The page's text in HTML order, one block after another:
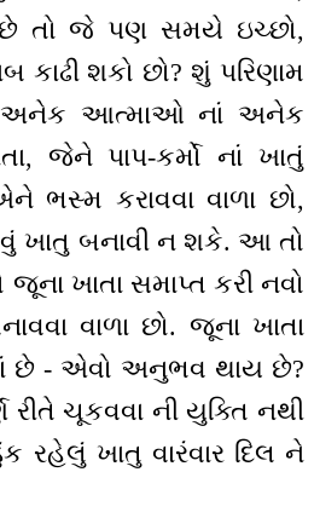
છે તો જે પણ સમયે ઇચ્છો,
કાઢી શકો છો? શું પરિણામ
આત્માઓ નાં અનેક
જેને પાપ-કર્મો નાં ખાતું
ભસ્મ કરાવવા વાળા ‌છો,
ખાતુ બનાવી ન શકે. આ તો
ખાતા સમાપ્ત કરી નવો
વાળા છો. જૂના ખાતા
છે - એવો અનુભવ થાય છે?
રીતે ચૂકવવા ની યુક્તિ નથી
રહેલું ખાતુ વારંવાર દિલ ને